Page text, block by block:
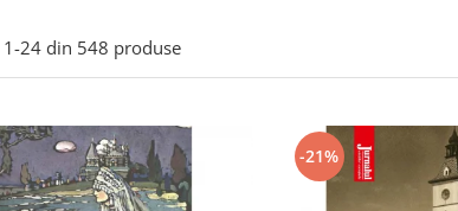
1-24 din 548 produse
-21%